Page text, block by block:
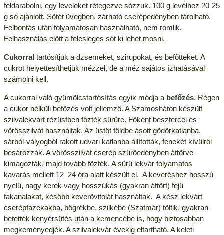
feldarabolni, egy leveleket rétegezve sózzuk. 100 g levélhez 20-25
g só ajánlott. Sötét üvegben, zárható cserépedényben tárolható.
Felbontás után folyamatosan használható, nem romlik.
Felhasználás előtt a felesleges sót ki lehet mosni.
Cukorraltartósítjuk a dzsemeket, szirupokat, és befőtteket. A
cukrot helyettesíthetjük mézzel, de a méz sajátos ízhatásával
számolni kell.
A cukorral való gyümölcstartósítás egyik módja a befőzés. Régen
a cukor nélküli befőzés volt jellemző. A Szamosháton készült
szilvalekvárt rézüstben főzték sűrűre. Főként besztercei és
vörösszilvát használtak. Az üstöt földbe ásott gödörkatlanba,
sárból-vályogból rakott udvari katlanba állították, fenekét kívülről
besározzák. A vörösszilvát cserép szűrőedényben áttörve
kimagozták, majd tovább főzték. A sűrű lekvár folyamatos
kavarás mellett 12–24 óra alatt készült el. A keveréshez hosszú
nyelű, nagy kerek vagy hosszúkás (gyakran áttört) fejű
fakanalakat, később keverővitolát használtak. A kész lekvárt
cserépfazekakba, bögrékbe, szilkébe (Szatmár) töltik, gyakran
betették kenyérsütés után a kemencébe is, hogy biztosabban
megkeményedjék. A szilvalekvár évekig eltartható. A keleti